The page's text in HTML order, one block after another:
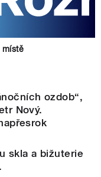
místě
ozdob“,
Nový.
skla a bižuterie